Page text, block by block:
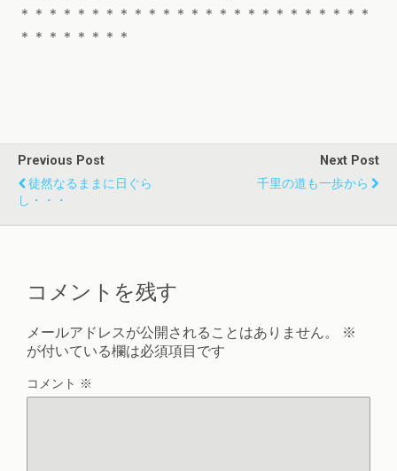
＊＊＊＊＊＊＊＊＊＊＊＊＊＊＊＊＊＊＊＊＊＊＊＊＊
＊＊＊＊＊＊＊＊
Previous Post
徒然なるままに日ぐら
し・・・
Next Post
千里の道も一歩から
コメントを残す
メールアドレスが公開されることはありません。
※
が付いている欄は必須項目です
コメント ※